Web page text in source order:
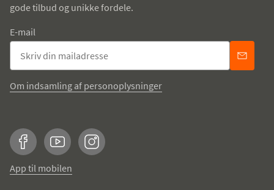
gode tilbud og unikke fordele.
E-mail
Om indsamling af personoplysninger
FacebookYouTubeInstagram
App til mobilen